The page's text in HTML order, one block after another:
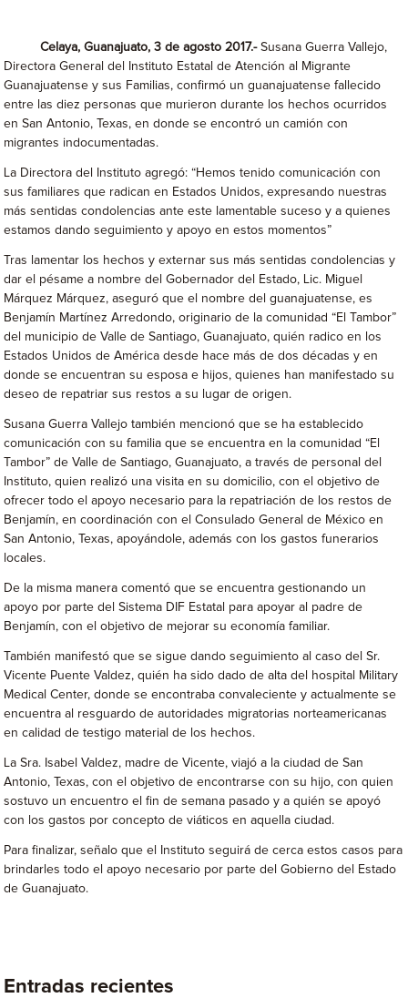
Celaya, Guanajuato, 3 de agosto 2017.-Susana Guerra Vallejo,
Directora General del Instituto Estatal de Atención al Migrante
Guanajuatense y sus Familias, confirmó un guanajuatense fallecido
entre las diez personas que murieron durante los hechos ocurridos
en San Antonio, Texas, en donde se encontró un camión con
migrantes indocumentadas.
La Directora del Instituto agregó: “Hemos tenido comunicación con
sus familiares que radican en Estados Unidos, expresando nuestras
más sentidas condolencias ante este lamentable suceso y a quienes
estamos dando seguimiento y apoyo en estos momentos”
Tras lamentar los hechos y externar sus más sentidas condolencias y
dar el pésame a nombre del Gobernador del Estado, Lic. Miguel
Márquez Márquez, aseguró que el nombre del guanajuatense, es
Benjamín Martínez Arredondo, originario de la comunidad “El Tambor”
del municipio de Valle de Santiago, Guanajuato, quién radico en los
Estados Unidos de América desde hace más de dos décadas y en
donde se encuentran su esposa e hijos, quienes han manifestado su
deseo de repatriar sus restos a su lugar de origen.
Susana Guerra Vallejo también mencionó que se ha establecido
comunicación con su familia que se encuentra en la comunidad “El
Tambor” de Valle de Santiago, Guanajuato, a través de personal del
Instituto, quien realizó una visita en su domicilio, con el objetivo de
ofrecer todo el apoyo necesario para la repatriación de los restos de
Benjamín, en coordinación con el Consulado General de México en
San Antonio, Texas, apoyándole, además con los gastos funerarios
locales.
De la misma manera comentó que se encuentra gestionando un
apoyo por parte del Sistema DIF Estatal para apoyar al padre de
Benjamín, con el objetivo de mejorar su economía familiar.
También manifestó que se sigue dando seguimiento al caso del Sr.
Vicente Puente Valdez, quién ha sido dado de alta del hospital Military
Medical Center, donde se encontraba convaleciente y actualmente se
encuentra al resguardo de autoridades migratorias norteamericanas
en calidad de testigo material de los hechos.
La Sra. Isabel Valdez, madre de Vicente, viajó a la ciudad de San
Antonio, Texas, con el objetivo de encontrarse con su hijo, con quien
sostuvo un encuentro el fin de semana pasado y a quién se apoyó
con los gastos por concepto de viáticos en aquella ciudad.
Para finalizar, señalo que el Instituto seguirá de cerca estos casos para
brindarles todo el apoyo necesario por parte del Gobierno del Estado
de Guanajuato.
Entradas recientes